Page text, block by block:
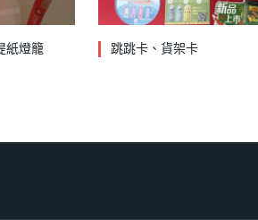
紙燈籠 跳跳卡、貨架卡